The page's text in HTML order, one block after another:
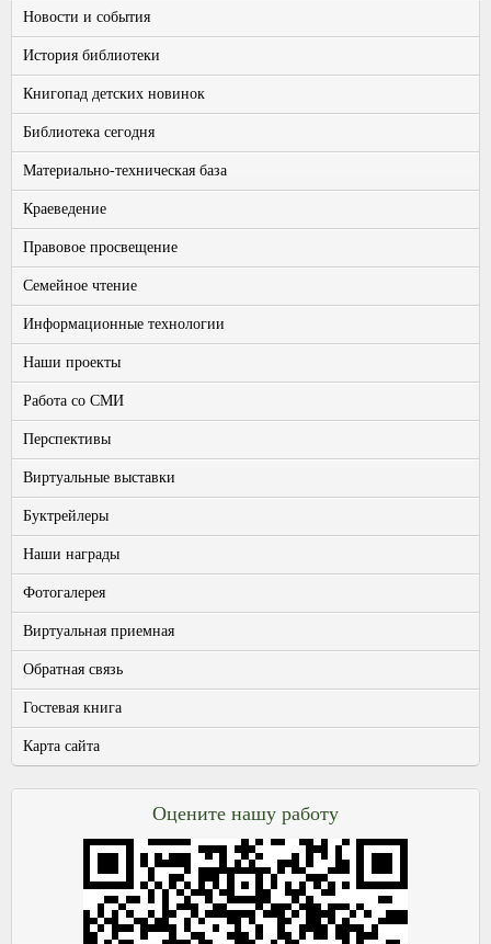
Новости и события
История библиотеки
Книгопад детских новинок
Библиотека сегодня
Материально-техническая база
Краеведение
Правовое просвещение
Семейное чтение
Информационные технологии
Наши проекты
Работа со СМИ
Перспективы
Виртуальные выставки
Буктрейлеры
Наши награды
Фотогалерея
Виртуальная приемная
Обратная связь
Гостевая книга
Карта сайта
Оцените нашу работу